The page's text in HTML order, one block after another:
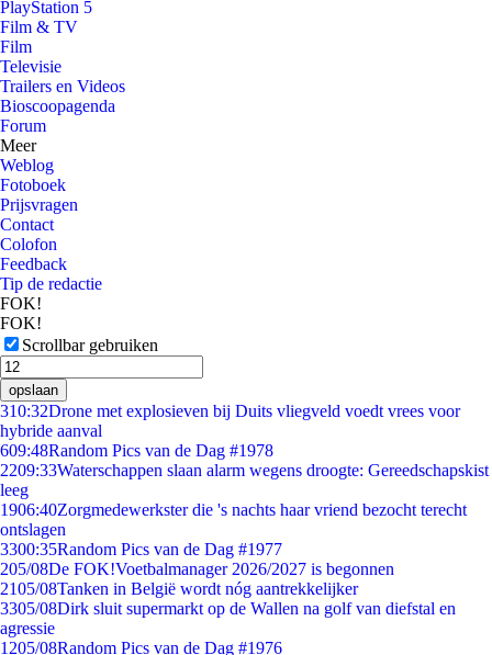
PlayStation 5
Film & TV
Film
Televisie
Trailers en Videos
Bioscoopagenda
Forum
Meer
Weblog
Fotoboek
Prijsvragen
Contact
Colofon
Feedback
Tip de redactie
FOK!
FOK!
Scrollbar gebruiken
opslaan
310:32Drone met explosieven bij Duits vliegveld voedt vrees voor
hybride aanval
609:48Random Pics van de Dag #1978
2209:33Waterschappen slaan alarm wegens droogte: Gereedschapskist
leeg
1906:40Zorgmedewerkster die 's nachts haar vriend bezocht terecht
ontslagen
3300:35Random Pics van de Dag #1977
205/08De FOK!Voetbalmanager 2026/2027 is begonnen
2105/08Tanken in België wordt nóg aantrekkelijker
3305/08Dirk sluit supermarkt op de Wallen na golf van diefstal en
agressie
1205/08Random Pics van de Dag #1976